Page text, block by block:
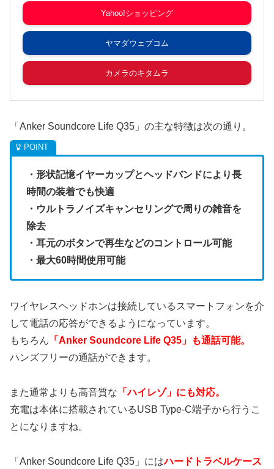
Yahoo!ショッピング
ヤマダウェブコム
カメラのキタムラ
「Anker Soundcore Life Q35」の主な特徴は次の通り。
・形状記憶イヤーカップとヘッドバンドにより長
時間の装着でも快適
・ウルトラノイズキャンセリングで周りの雑音を
除去
・耳元のボタンで再生などのコントロール可能
・最大60時間使用可能
ワイヤレスヘッドホンは接続しているスマートフォンを介
して電話の応答ができるようになっています。
もちろん 「Anker Soundcore Life Q35」も通話可能。
ハンズフリーの通話ができます。
また通常よりも高音質な 「ハイレゾ」にも対応。
充電は本体に搭載されているUSB Type-C端子から行うこ
とになりますね。
「Anker Soundcore Life Q35」にはハードトラベルケース